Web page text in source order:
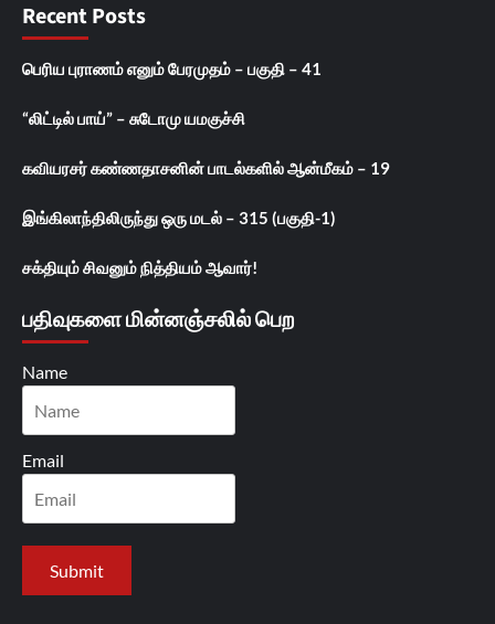
Recent Posts
பெரிய புராணம் எனும் பேரமுதம் – பகுதி – 41
“லிட்டில் பாய்” – சுடோமு யமகுச்சி
கவியரசர் கண்ணதாசனின் பாடல்களில் ஆன்மீகம் – 19
இங்கிலாந்திலிருந்து ஒரு மடல் – 315 (பகுதி-1)
சக்தியும் சிவனும் நித்தியம் ஆவார்!
பதிவுகளை மின்னஞ்சலில் பெற
Name
Email